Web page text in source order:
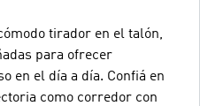
tirador en el talón,
para ofrecer
en el día a día. Confiá en
como corredor con